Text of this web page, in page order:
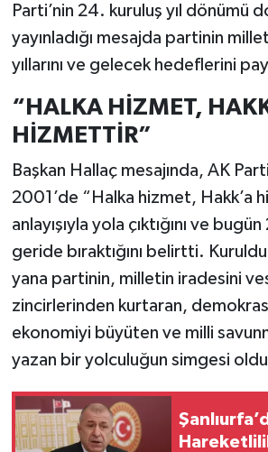
Parti’nin 24. kuruluş yıl dönümü
yayınladığı mesajda partinin
yıllarını ve gelecek hedeflerini
“HALKA HİZMET,
HİZMETTİR”
Başkan Hallaç mesajında, AK
2001’de “Halka hizmet, Hakk’a
anlayışıyla yola çıktığını ve bugün
geride bıraktığını belirtti.
yana partinin, milletin iradesini
zincirlerinden kurtaran,
ekonomiyi büyüten ve milli
yazan bir yolculuğun simgesi